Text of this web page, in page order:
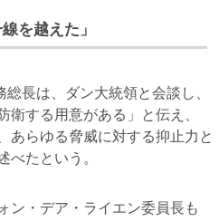
を越えた」
長は、ダン大統領と会談し、
衛する用意がある」と伝え、
あらゆる脅威に対する抑止力と
べたという。
ン・デア・ライエン委員長も